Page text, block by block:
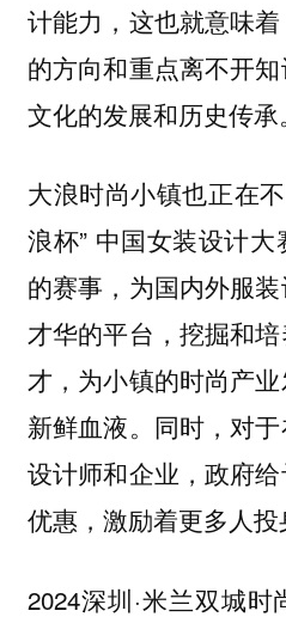
计能力，这也就意味
的方向和重点离不开
文化的发展和历史传承。
大浪时尚小镇也正在
浪杯” 中国女装设计
的赛事，为国内外服
才华的平台，挖掘和
才，为小镇的时尚产
新鲜血液。同时，对
设计师和企业，政府
优惠，激励着更多人投
2024深圳·米兰双城